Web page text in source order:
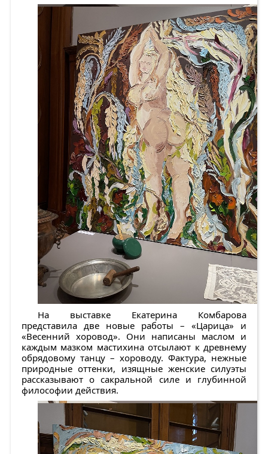
На выставке Екатерина Комбарова
представила две новые работы – «Царица» и
«Весенний хоровод». Они написаны маслом и
каждым мазком мастихина отсылают к древнему
обрядовому танцу – хороводу. Фактура, нежные
природные оттенки, изящные женские силуэты
рассказывают о сакральной силе и глубинной
философии действия.